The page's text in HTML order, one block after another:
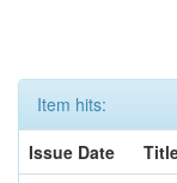
Item hits:
Issue Date